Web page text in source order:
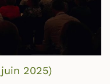
juin 2025)